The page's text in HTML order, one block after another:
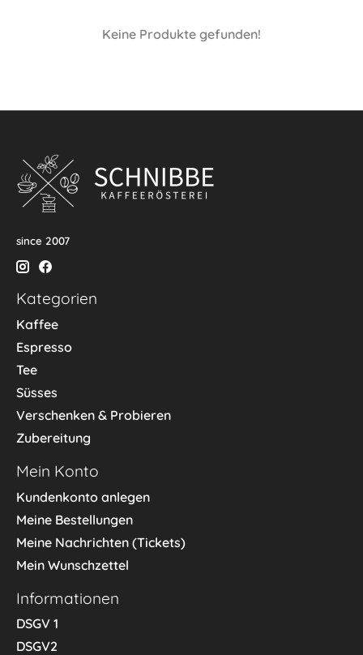
Keine Produkte gefunden!
since 2007
Kategorien
Kaffee
Espresso
Tee
Süsses
Verschenken & Probieren
Zubereitung
Mein Konto
Kundenkonto anlegen
Meine Bestellungen
Meine Nachrichten (Tickets)
Mein Wunschzettel
Informationen
DSGV 1
DSGV2